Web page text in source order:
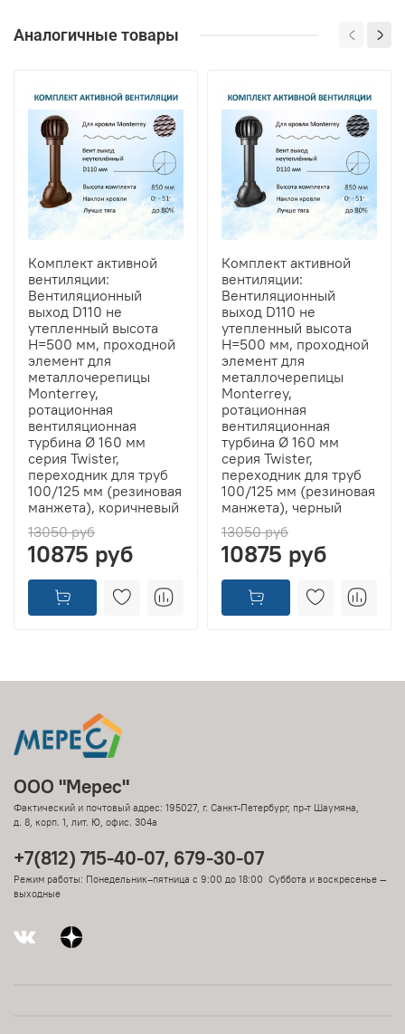
Аналогичные товары
Комплект активной
вентиляции:
Вентиляционный
выход D110 не
утепленный высота
H=500 мм, проходной
элемент для
металлочерепицы
Monterrey,
ротационная
вентиляционная
турбина Ø 160 мм
серия Twister,
переходник для труб
100/125 мм (резиновая
манжета), коричневый
13050 руб
10875 руб
Комплект активной
вентиляции:
Вентиляционный
выход D110 не
утепленный высота
H=500 мм, проходной
элемент для
металлочерепицы
Monterrey,
ротационная
вентиляционная
турбина Ø 160 мм
серия Twister,
переходник для труб
100/125 мм (резиновая
манжета), черный
13050 руб
10875 руб
ООО "Мерес"
Фактический и почтовый адрес: 195027, г. Санкт-Петербург, пр-т Шаумяна,
д. 8, корп. 1, лит. Ю, офис. 304а
+7(812) 715-40-07, 679-30-07
Режим работы: Понедельник–пятница с 9:00 до 18:00 Суббота и воскресенье —
выходные